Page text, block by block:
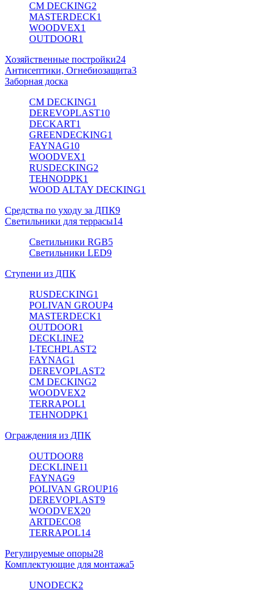
CM DECKING2
MASTERDECK1
WOODVEX1
OUTDOOR1
Хозяйственные постройки24
Антисептики, Огнебиозащита3
Заборная доска
CM DECKING1
DEREVOPLAST10
DECKART1
GREENDECKING1
FAYNAG10
WOODVEX1
RUSDECKING2
TEHNODPK1
WOOD ALTAY DECKING1
Средства по уходу за ДПК9
Светильники для террасы14
Светильники RGB5
Светильники LED9
Ступени из ДПК
RUSDECKING1
POLIVAN GROUP4
MASTERDECK1
OUTDOOR1
DECKLINE2
I-TECHPLAST2
FAYNAG1
DEREVOPLAST2
CM DECKING2
WOODVEX2
TERRAPOL1
TEHNODPK1
Ограждения из ДПК
OUTDOOR8
DECKLINE11
FAYNAG9
POLIVAN GROUP16
DEREVOPLAST9
WOODVEX20
ARTDECO8
TERRAPOL14
Регулируемые опоры28
Комплектующие для монтажа5
UNODECK2